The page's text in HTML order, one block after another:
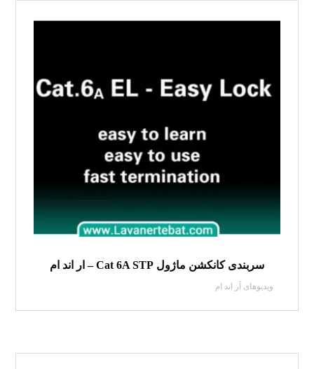
سربندی کانکشن ماژول Cat 6A STP – ار اند ام
ویدیو‌های آر اند ام